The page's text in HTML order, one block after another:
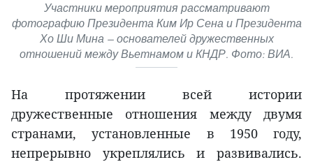
Участники мероприятия рассматривают
фотографию Президента Ким Ир Сена и Президента
Хо Ши Мина — основателей дружественных
отношений между Вьетнамом и КНДР. Фото: ВИА.
На протяжении всей истории
дружественные отношения между двумя
странами, установленные в 1950 году,
непрерывно укреплялись и развивались.